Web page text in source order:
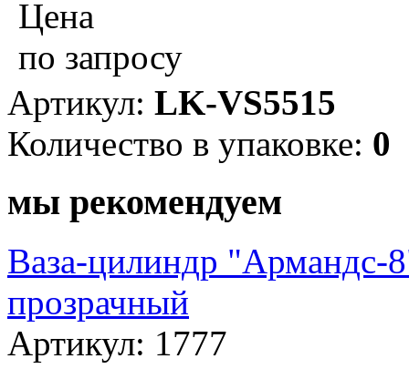
Цена
по запросу
Артикул: LK-VS5515
Количество в упаковке: 0
мы рекомендуем
Ваза-цилиндр "Армандс-
прозрачный
Артикул: 1777